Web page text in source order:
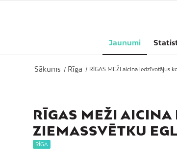
Jaunumi
Sākums / Rīga / RĪGAS MEŽI aicina iedzīvotājus
RĪGAS MEŽI AICINA
ZIEMASSVĒTKU
RĪGA